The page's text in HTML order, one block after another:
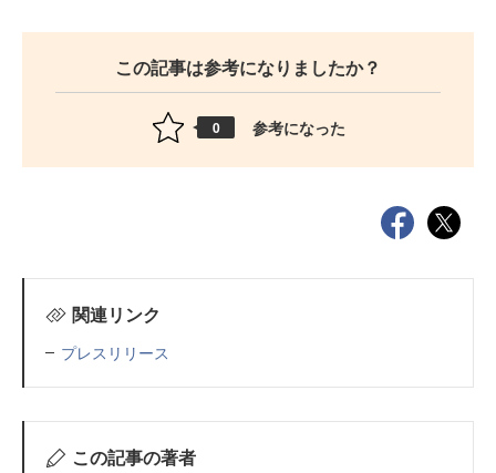
この記事は参考になりましたか？
0 参考になった
関連リンク
プレスリリース
この記事の著者